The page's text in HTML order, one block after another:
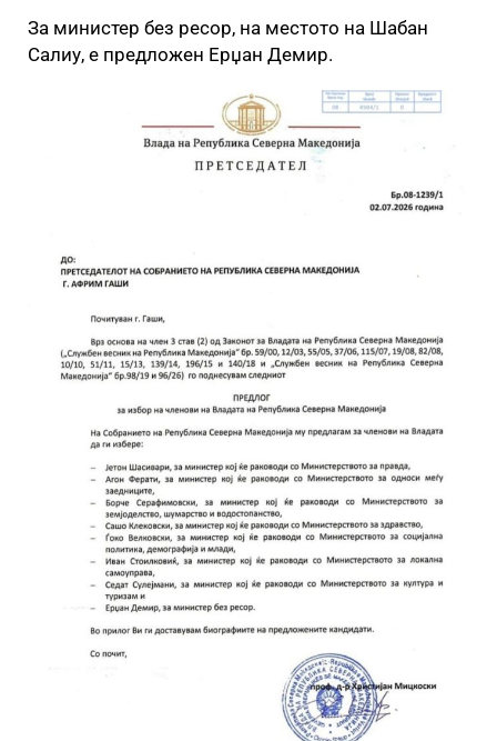
За министер без ресор, на местото на Шабан
Салиу, е предложен Ерџан Демир.